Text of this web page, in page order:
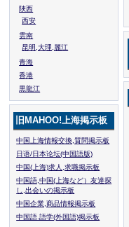
陜西
西安
雲南
昆明,大理,麗江
青海
香港
黒龍江
旧MAHOO!上海掲示板
中国上海情報交換,質問掲示板
日语/日本论坛(中国語版)
中国(上海)求人,求職掲示板
中国語,中国(上海など）友達探
し,出会いの掲示板
中国企業,商品情報掲示板
中国語.語学(外国語)掲示板